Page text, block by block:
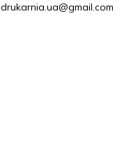
drukarnia.ua@gmail.com